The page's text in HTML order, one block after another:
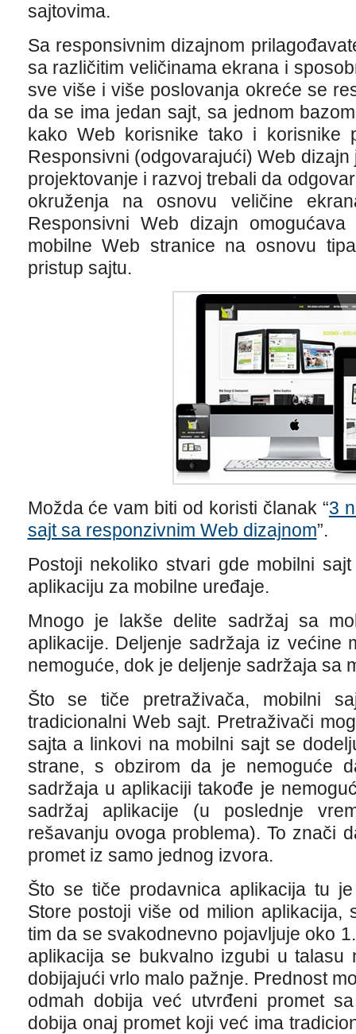
sajtovima.
Sa responsivnim dizajnom
sa različitim veličinama ekrana i
sve više i više poslovanja okreće se
da se ima jedan sajt, sa jednom
kako Web korisnike tako i korisnike
Responsivni (odgovarajući) Web
projektovanje i razvoj trebali da
okruženja na osnovu veličine
Responsivni Web dizajn
mobilne Web stranice na osnovu
pristup sajtu.
Možda će vam biti od koristi članak “3
sajt sa responzivnim Web dizajnom”.
Postoji nekoliko stvari gde mobilni
aplikaciju za mobilne uređaje.
Mnogo je lakše delite sadržaj sa
aplikacije. Deljenje sadržaja iz većine
nemoguće, dok je deljenje sadržaja sa
Što se tiče pretraživača, mobilni
tradicionalni Web sajt. Pretraživači
sajta a linkovi na mobilni sajt se
strane, s obzirom da je nemoguće
sadržaja u aplikaciji takođe je
sadržaj aplikacije (u poslednje
rešavanju ovoga problema). To znači
promet iz samo jednog izvora.
Što se tiče prodavnica aplikacija tu
Store postoji više od milion
tim da se svakodnevno pojavljuje oko
aplikacija se bukvalno izgubi u talasu
dobijajući vrlo malo pažnje. Prednost
odmah dobija već utvrđeni promet
dobija onaj promet koji već ima